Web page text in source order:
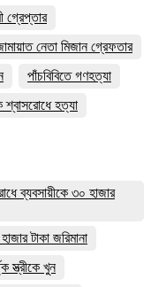
গ্রেপ্তার
নেতা মিজান গ্রেফতার
পাঁচবিবিতে গণহত্যা
শ্বাসরোধে হত্যা
ব্যবসায়ীকে ৩০ হাজার
টাকা জরিমানা
স্ত্রীকে খুন